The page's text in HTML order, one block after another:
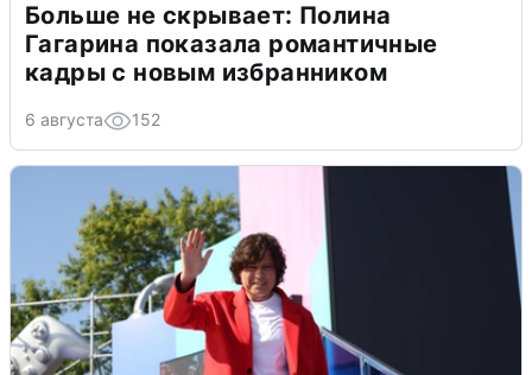
Больше не скрывает: Полина
Гагарина показала романтичные
кадры с новым избранником
6 августа 152